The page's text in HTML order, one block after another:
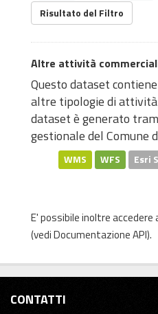
Risultato del Filtro
Altre attività
Questo dataset
altre tipologie di
dataset è generato
gestionale del Comune
WMS WFS Esri
E' possibile inoltre accedere
(vediDocumentazione API).
CONTATTI